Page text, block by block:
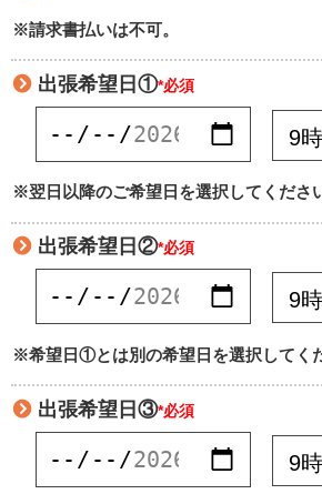
※請求書払いは不可。
出張希望日①*必須
※翌日以降のご希望日を選択してくださ
出張希望日②*必須
※希望日①とは別の希望日を選択してく
出張希望日③*必須